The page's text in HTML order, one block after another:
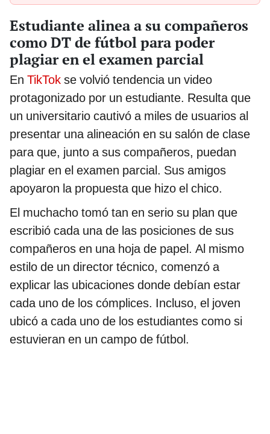
Estudiante alinea a su compañeros
como DT de fútbol para poder
plagiar en el examen parcial
En TikTok se volvió tendencia un video
protagonizado por un estudiante. Resulta que
un universitario cautivó a miles de usuarios al
presentar una alineación en su salón de clase
para que, junto a sus compañeros, puedan
plagiar en el examen parcial. Sus amigos
apoyaron la propuesta que hizo el chico.
El muchacho tomó tan en serio su plan que
escribió cada una de las posiciones de sus
compañeros en una hoja de papel. Al mismo
estilo de un director técnico, comenzó a
explicar las ubicaciones donde debían estar
cada uno de los cómplices. Incluso, el joven
ubicó a cada uno de los estudiantes como si
estuvieran en un campo de fútbol.